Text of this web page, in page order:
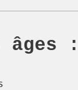
âges :